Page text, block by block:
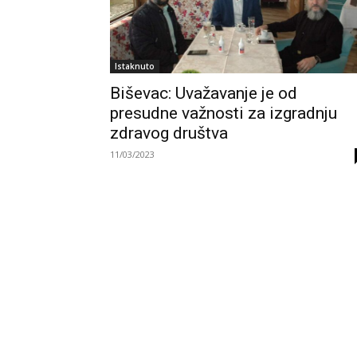
Istaknuto
Biševac: Uvažavanje je od
presudne važnosti za izgradnju
zdravog društva
11/03/2023